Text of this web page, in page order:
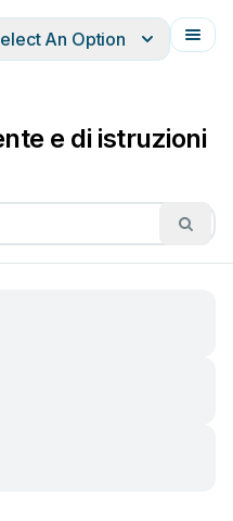
Français
An Option
e di istruzioni